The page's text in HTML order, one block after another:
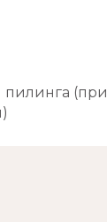
пилинга (при